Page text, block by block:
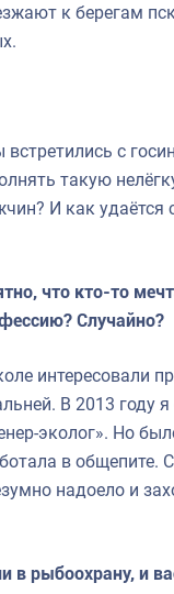
к берегам
с
такую
И как
что кто-то
Случайно?
интересовали
В 2013 году
эколог». Но
в
надоело и
в рыбоохрану, и